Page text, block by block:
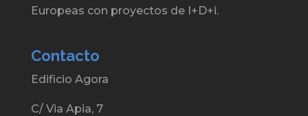
Europeas con proyectos de I+D+i.
Contacto
Edificio Agora
C/ Via Apia, 7